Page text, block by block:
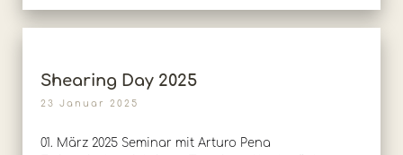
Shearing Day 2025
23 Januar 2025
01. März 2025 Seminar mit Arturo Pena